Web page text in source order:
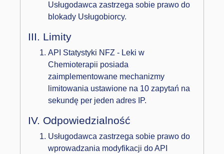
Usługodawca zastrzega sobie prawo do
blokady Usługobiorcy.
III. Limity
API Statystyki NFZ - Leki w
Chemioterapii posiada
zaimplementowane mechanizmy
limitowania ustawione na 10 zapytań na
sekundę per jeden adres IP.
IV. Odpowiedzialność
Usługodawca zastrzega sobie prawo do
wprowadzania modyfikacji do API